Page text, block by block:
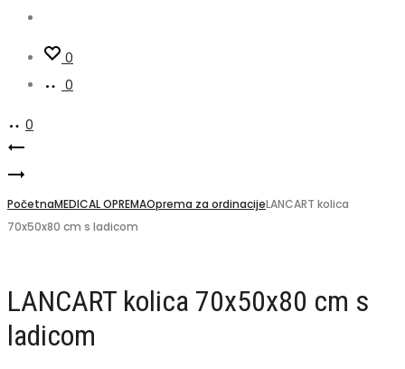
0
0
0
Product
navigation
za
instrumente
pladnjem
MEDICAZIONE
kolica,
čelik
PočetnaMEDICAL OPREMAOprema za ordinacijeLANCART kolica
70x50x80 cm s ladicom
LANCART kolica 70x50x80 cm s
ladicom